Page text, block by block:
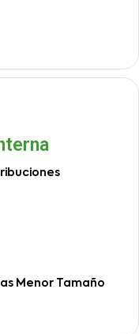
Menor Tamaño